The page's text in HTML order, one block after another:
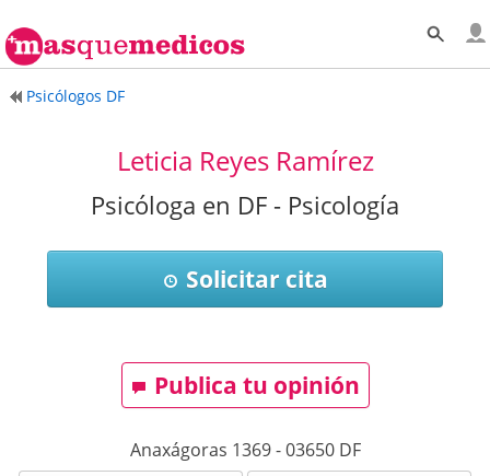
Psicólogos DF
Leticia Reyes Ramírez
Psicóloga en DF - Psicología
Solicitar cita
Publica tu opinión
Anaxágoras 1369-03650 DF